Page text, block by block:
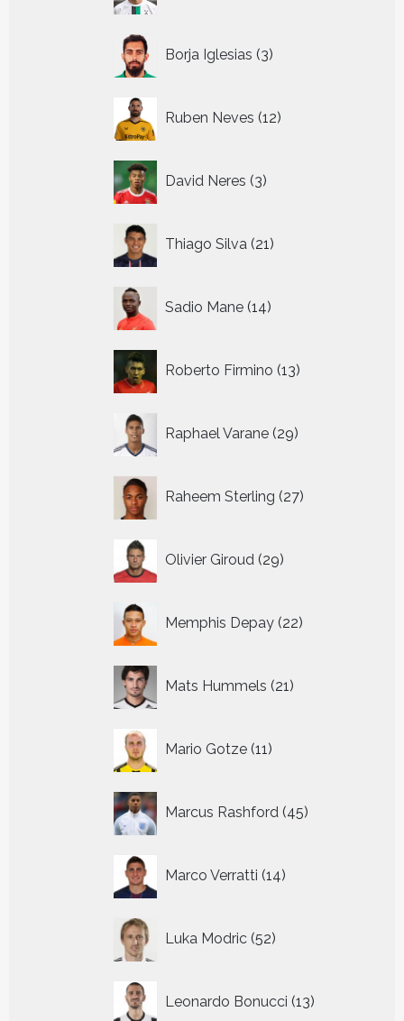
Borja Iglesias 3
producten
Ruben Neves 12
producten
David Neres 3
producten
Thiago Silva 21
producten
Sadio Mane 14
producten
Roberto Firmino 13
producten
Raphael Varane 29
producten
Raheem Sterling 27
producten
Olivier Giroud 29
producten
Memphis Depay 22
producten
Mats Hummels 21
producten
Mario Gotze 11
producten
Marcus Rashford 45
producten
Marco Verratti 14
producten
Luka Modric 52
producten
Leonardo Bonucci 13
producten